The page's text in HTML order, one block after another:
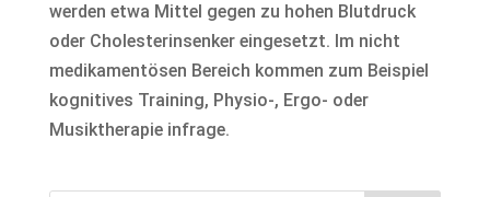
werden etwa Mittel gegen zu hohen Blutdruck
oder Cholesterinsenker eingesetzt. Im nicht
medikamentösen Bereich kommen zum Beispiel
kognitives Training, Physio-, Ergo- oder
Musiktherapie infrage.